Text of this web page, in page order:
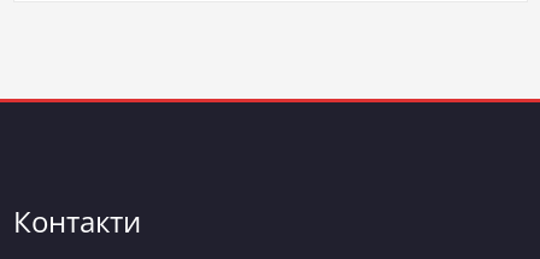
Контакти